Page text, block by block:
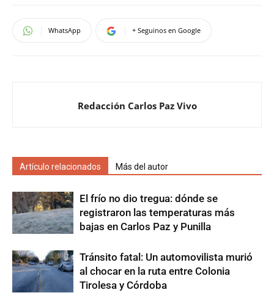
WhatsApp + Seguinos en Google
Redacción Carlos Paz Vivo
Artículo relacionados Más del autor
El frío no dio tregua: dónde se
registraron las temperaturas más
bajas en Carlos Paz y Punilla
Tránsito fatal: Un automovilista murió
al chocar en la ruta entre Colonia
Tirolesa y Córdoba